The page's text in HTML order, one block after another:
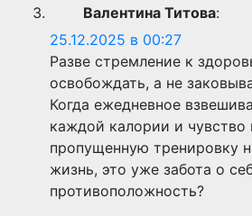
Валентина Титова:
25.12.2025 в 00:27
Разве стремление к
освобождать, а не
Когда ежедневное
каждой калории и чувство
пропущенную тренировку
жизнь, это уже забота о
противоположность?